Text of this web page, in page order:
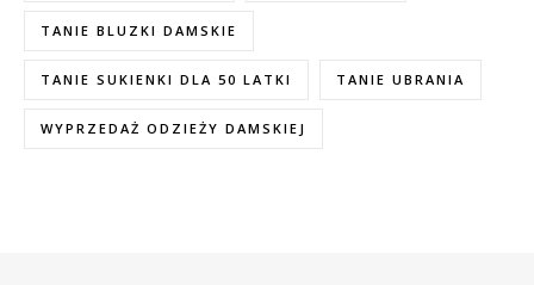
TANIE BLUZKI DAMSKIE
TANIE SUKIENKI DLA 50 LATKI TANIE UBRANIA
WYPRZEDAŻ ODZIEŻY DAMSKIEJ